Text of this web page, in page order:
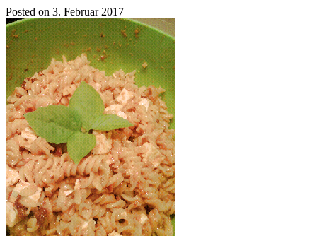
Posted on 3. Februar 2017